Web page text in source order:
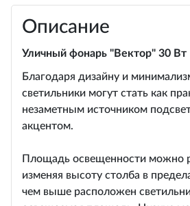
Описание
Уличный фонарь "Вектор" 30 Вт
Благодаря дизайну и
светильники могут стать как
незаметным источником
акцентом.
Площадь освещенности можно
изменяя высоту столба в
чем выше расположен